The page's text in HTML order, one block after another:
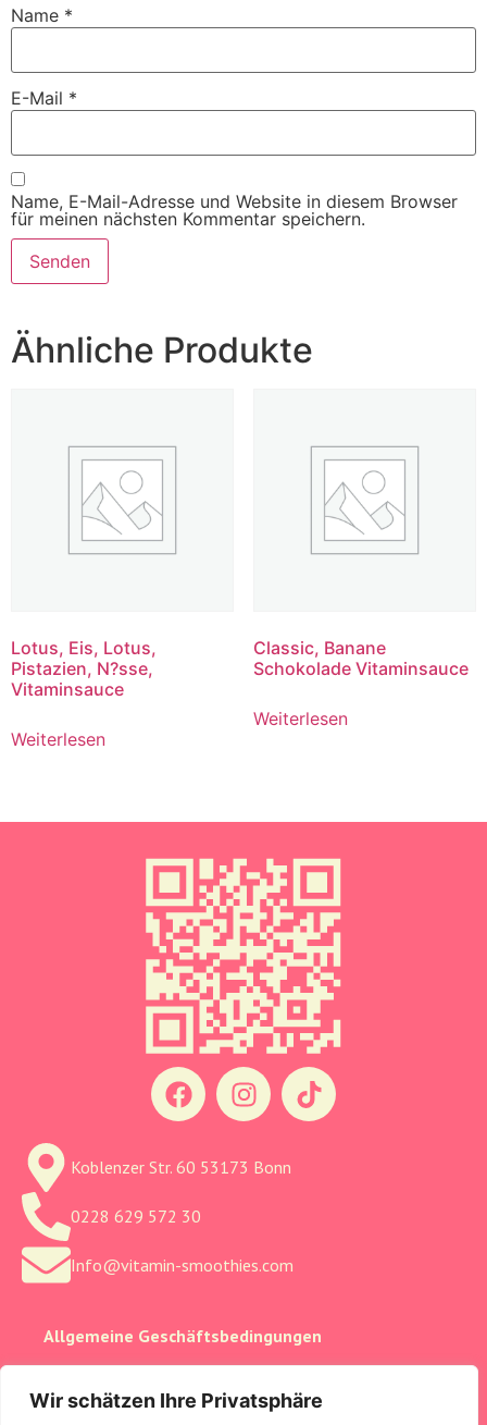
Wir schätzen Ihre Privatsphäre
Name *
E-Mail *
Name, E-Mail-Adresse und Website in diesem Browser
für meinen nächsten Kommentar speichern.
Ähnliche Produkte
Lotus, Eis, Lotus,
Pistazien, N?sse,
Vitaminsauce
Weiterlesen
Classic, Banane
Schokolade Vitaminsauce
Weiterlesen
Koblenzer Str. 60 53173 Bonn
0228 629 572 30
Info@vitamin-smoothies.com
Allgemeine Geschäftsbedingungen